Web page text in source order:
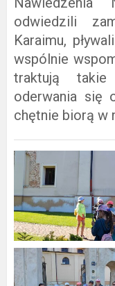
odwiedzili
Karaimu,
wspólnie
traktują
oderwania się
chętnie biorą w